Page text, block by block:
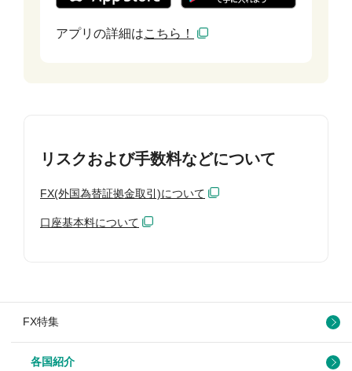
アプリの詳細はこちら！
リスクおよび手数料などについて
FX(外国為替証拠金取引)について
口座基本料について
FX特集
各国紹介